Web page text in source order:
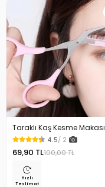
Taraklı Kaş Kesme Makası
4.5/ 2
69,90 TL100,00 TL
Hızlı
Teslimat